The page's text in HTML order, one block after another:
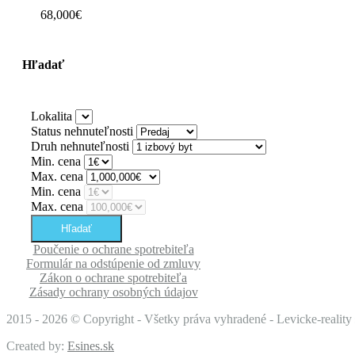
68,000€
Hľadať
Lokalita
Status nehnuteľnosti
Druh nehnuteľnosti
Min. cena
Max. cena
Min. cena
Max. cena
Poučenie o ochrane spotrebiteľa
Formulár na odstúpenie od zmluvy
Zákon o ochrane spotrebiteľa
Zásady ochrany osobných údajov
2015 - 2026 © Copyright - Všetky práva vyhradené - Levicke-reality
Created by: Esines.sk